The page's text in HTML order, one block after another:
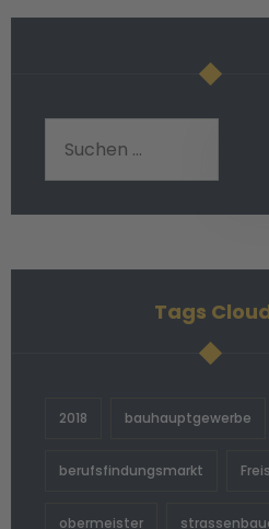
Tags
2018 bauhauptgewerbe
berufsfindungsmarkt
obermeister